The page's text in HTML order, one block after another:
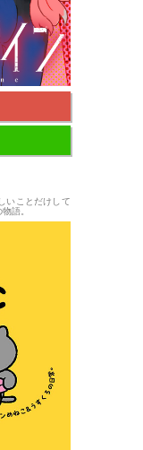
いことだけして
語。